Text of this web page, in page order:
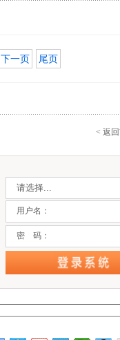
下一页 尾页
< 返
用户名：
密 码：